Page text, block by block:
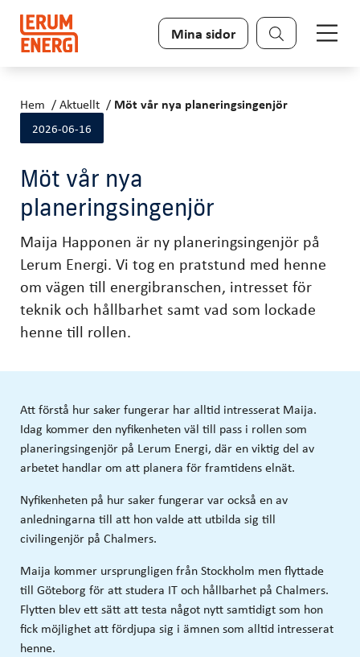
Sök
Mina sidor
Hem Aktuellt Möt vår nya planeringsingenjör
2026-06-16
Möt vår nya
planeringsingenjör
Maija Happonen är ny planeringsingenjör på
Lerum Energi. Vi tog en pratstund med henne
om vägen till energibranschen, intresset för
teknik och hållbarhet samt vad som lockade
henne till rollen.
Att förstå hur saker fungerar har alltid intresserat Maija.
Idag kommer den nyfikenheten väl till pass i rollen som
planeringsingenjör på Lerum Energi, där en viktig del av
arbetet handlar om att planera för framtidens elnät.
Nyfikenheten på hur saker fungerar var också en av
anledningarna till att hon valde att utbilda sig till
civilingenjör på Chalmers.
Maija kommer ursprungligen från Stockholm men flyttade
till Göteborg för att studera IT och hållbarhet på Chalmers.
Flytten blev ett sätt att testa något nytt samtidigt som hon
fick möjlighet att fördjupa sig i ämnen som alltid intresserat
henne.